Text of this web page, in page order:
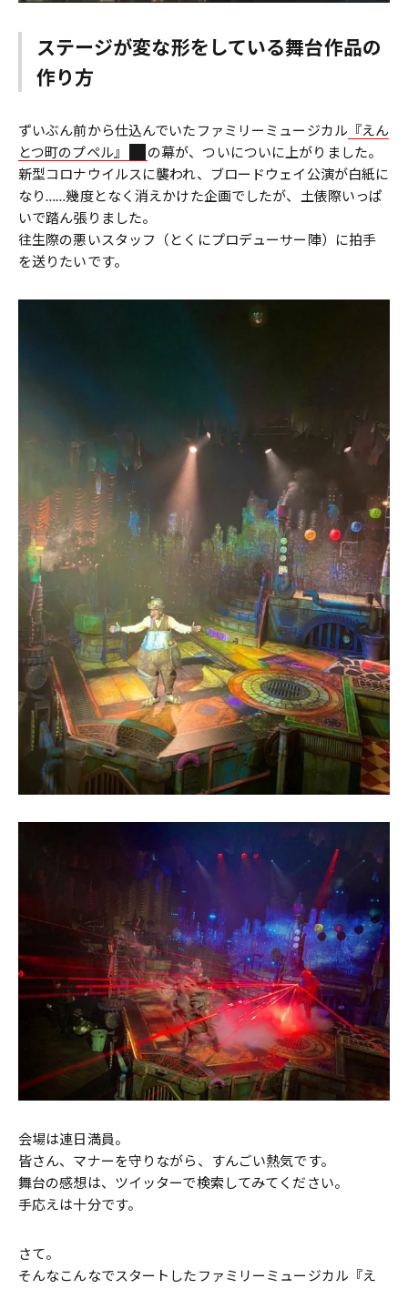
ステージが変な形をしている舞台作品の
作り方
ずいぶん前から仕込んでいたファミリーミュージカル 『えん
とつ町のプペル』
の幕が、ついについに上がりました。
新型コロナウイルスに襲われ、ブロードウェイ公演が白紙に
なり……幾度となく消えかけた企画でしたが、土俵際いっぱ
いで踏ん張りました。
往生際の悪いスタッフ（とくにプロデューサー陣）に拍手
を送りたいです。
会場は連日満員。
皆さん、マナーを守りながら、すんごい熱気です。
舞台の感想は、ツイッターで検索してみてください。
手応えは十分です。
さて。
そんなこんなでスタートしたファミリーミュージカル『え